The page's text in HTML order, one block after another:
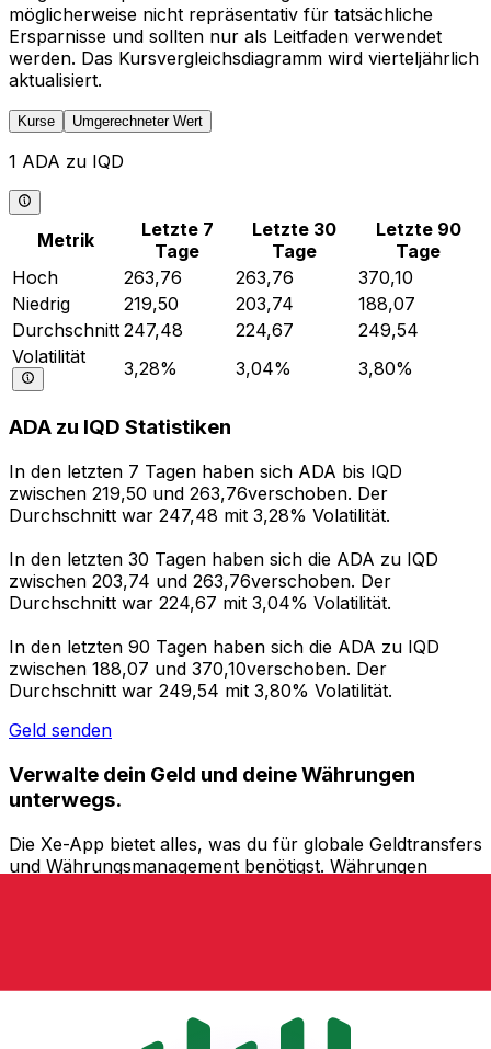
möglicherweise nicht repräsentativ für tatsächliche
Ersparnisse und sollten nur als Leitfaden verwendet
werden. Das Kursvergleichsdiagramm wird vierteljährlich
aktualisiert.
Kurse Umgerechneter Wert
1 ADA zu IQD
Metrik
Letzte 7
Tage
Letzte 30
Tage
Letzte 90
Tage
Hoch
263,76 263,76
370,10
Niedrig
219,50 203,74
188,07
Durchschnitt 247,48 224,67
249,54
Volatilität
3,28% 3,04% 3,80%
ADA zu IQD Statistiken
In den letzten 7 Tagen haben sich ADA bis IQD
zwischen 219,50 und 263,76verschoben. Der
Durchschnitt war 247,48 mit 3,28% Volatilität.
In den letzten 30 Tagen haben sich die ADA zu IQD
zwischen 203,74 und 263,76verschoben. Der
Durchschnitt war 224,67 mit 3,04% Volatilität.
In den letzten 90 Tagen haben sich die ADA zu IQD
zwischen 188,07 und 370,10verschoben. Der
Durchschnitt war 249,54 mit 3,80% Volatilität.
Geld senden
Verwalte dein Geld und deine Währungen
unterwegs.
Die Xe-App bietet alles, was du für globale Geldtransfers
und Währungsmanagement benötigst. Währungen